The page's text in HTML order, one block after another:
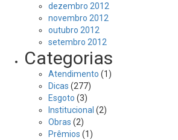
dezembro 2012
novembro 2012
outubro 2012
setembro 2012
Categorias
Atendimento (1)
Dicas (277)
Esgoto (3)
Institucional (2)
Obras (2)
Prêmios (1)